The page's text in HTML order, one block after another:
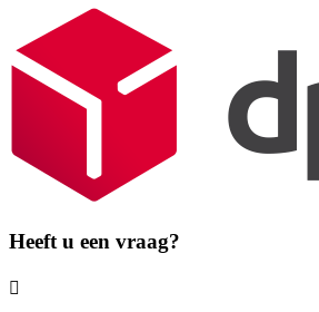
Heeft u een vraag?